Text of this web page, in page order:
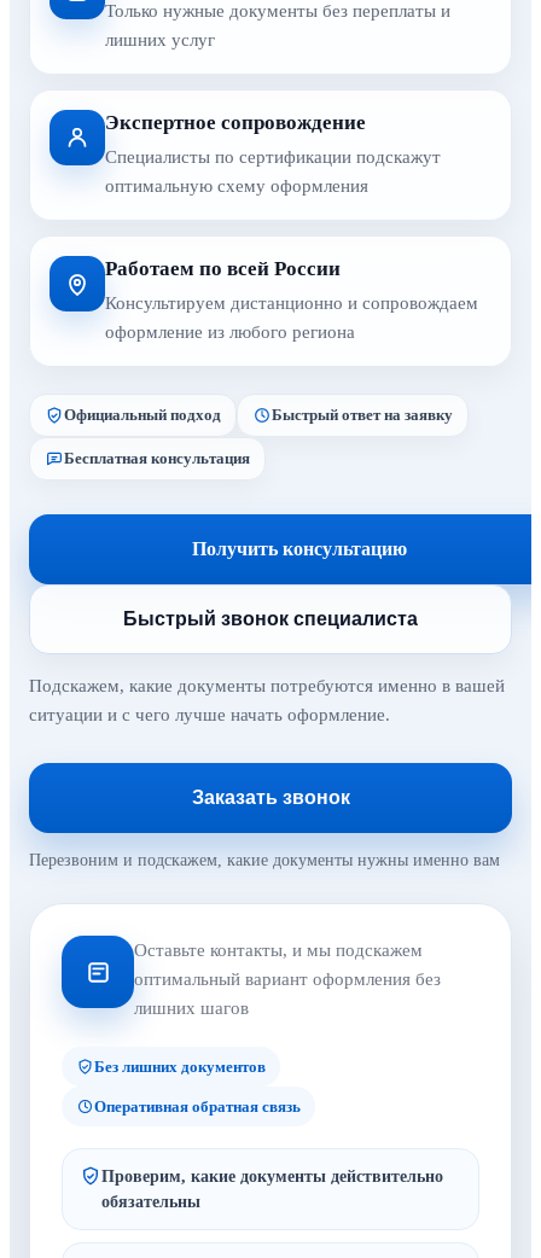
Только нужные документы без переплаты и
лишних услуг
Экспертное сопровождение
Специалисты по сертификации подскажут
оптимальную схему оформления
Работаем по всей России
Консультируем дистанционно и сопровождаем
оформление из любого региона
Официальный подход Быстрый ответ на заявку
Бесплатная консультация
Получить консультацию
Быстрый звонок специалиста
Подскажем, какие документы потребуются именно в вашей
ситуации и с чего лучше начать оформление.
Заказать звонок
Перезвоним и подскажем, какие документы нужны именно вам
Оставьте контакты, и мы подскажем
оптимальный вариант оформления без
лишних шагов
Без лишних документов
Оперативная обратная связь
Проверим, какие документы действительно
обязательны